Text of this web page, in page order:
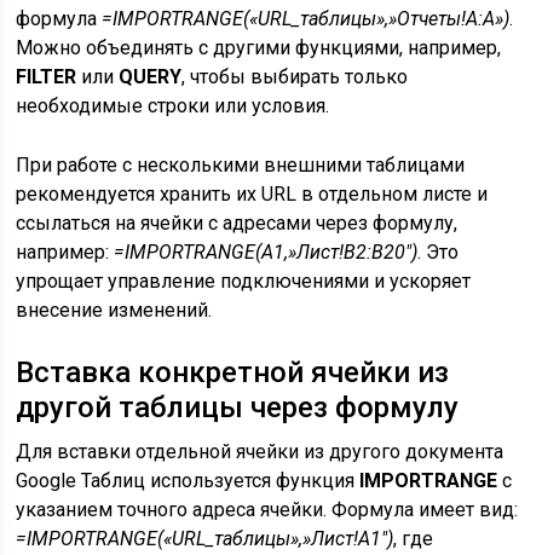
формула =IMPORTRANGE(«URL_таблицы»,»Отчеты!A:A»).
Можно объединять с другими функциями, например,
FILTER или QUERY, чтобы выбирать только
необходимые строки или условия.
При работе с несколькими внешними таблицами
рекомендуется хранить их URL в отдельном листе и
ссылаться на ячейки с адресами через формулу,
например: =IMPORTRANGE(A1,»Лист!B2:B20″). Это
упрощает управление подключениями и ускоряет
внесение изменений.
Вставка конкретной ячейки из
другой таблицы через формулу
Для вставки отдельной ячейки из другого документа
Google Таблиц используется функция IMPORTRANGE с
указанием точного адреса ячейки. Формула имеет вид:
=IMPORTRANGE(«URL_таблицы»,»Лист!A1″), где